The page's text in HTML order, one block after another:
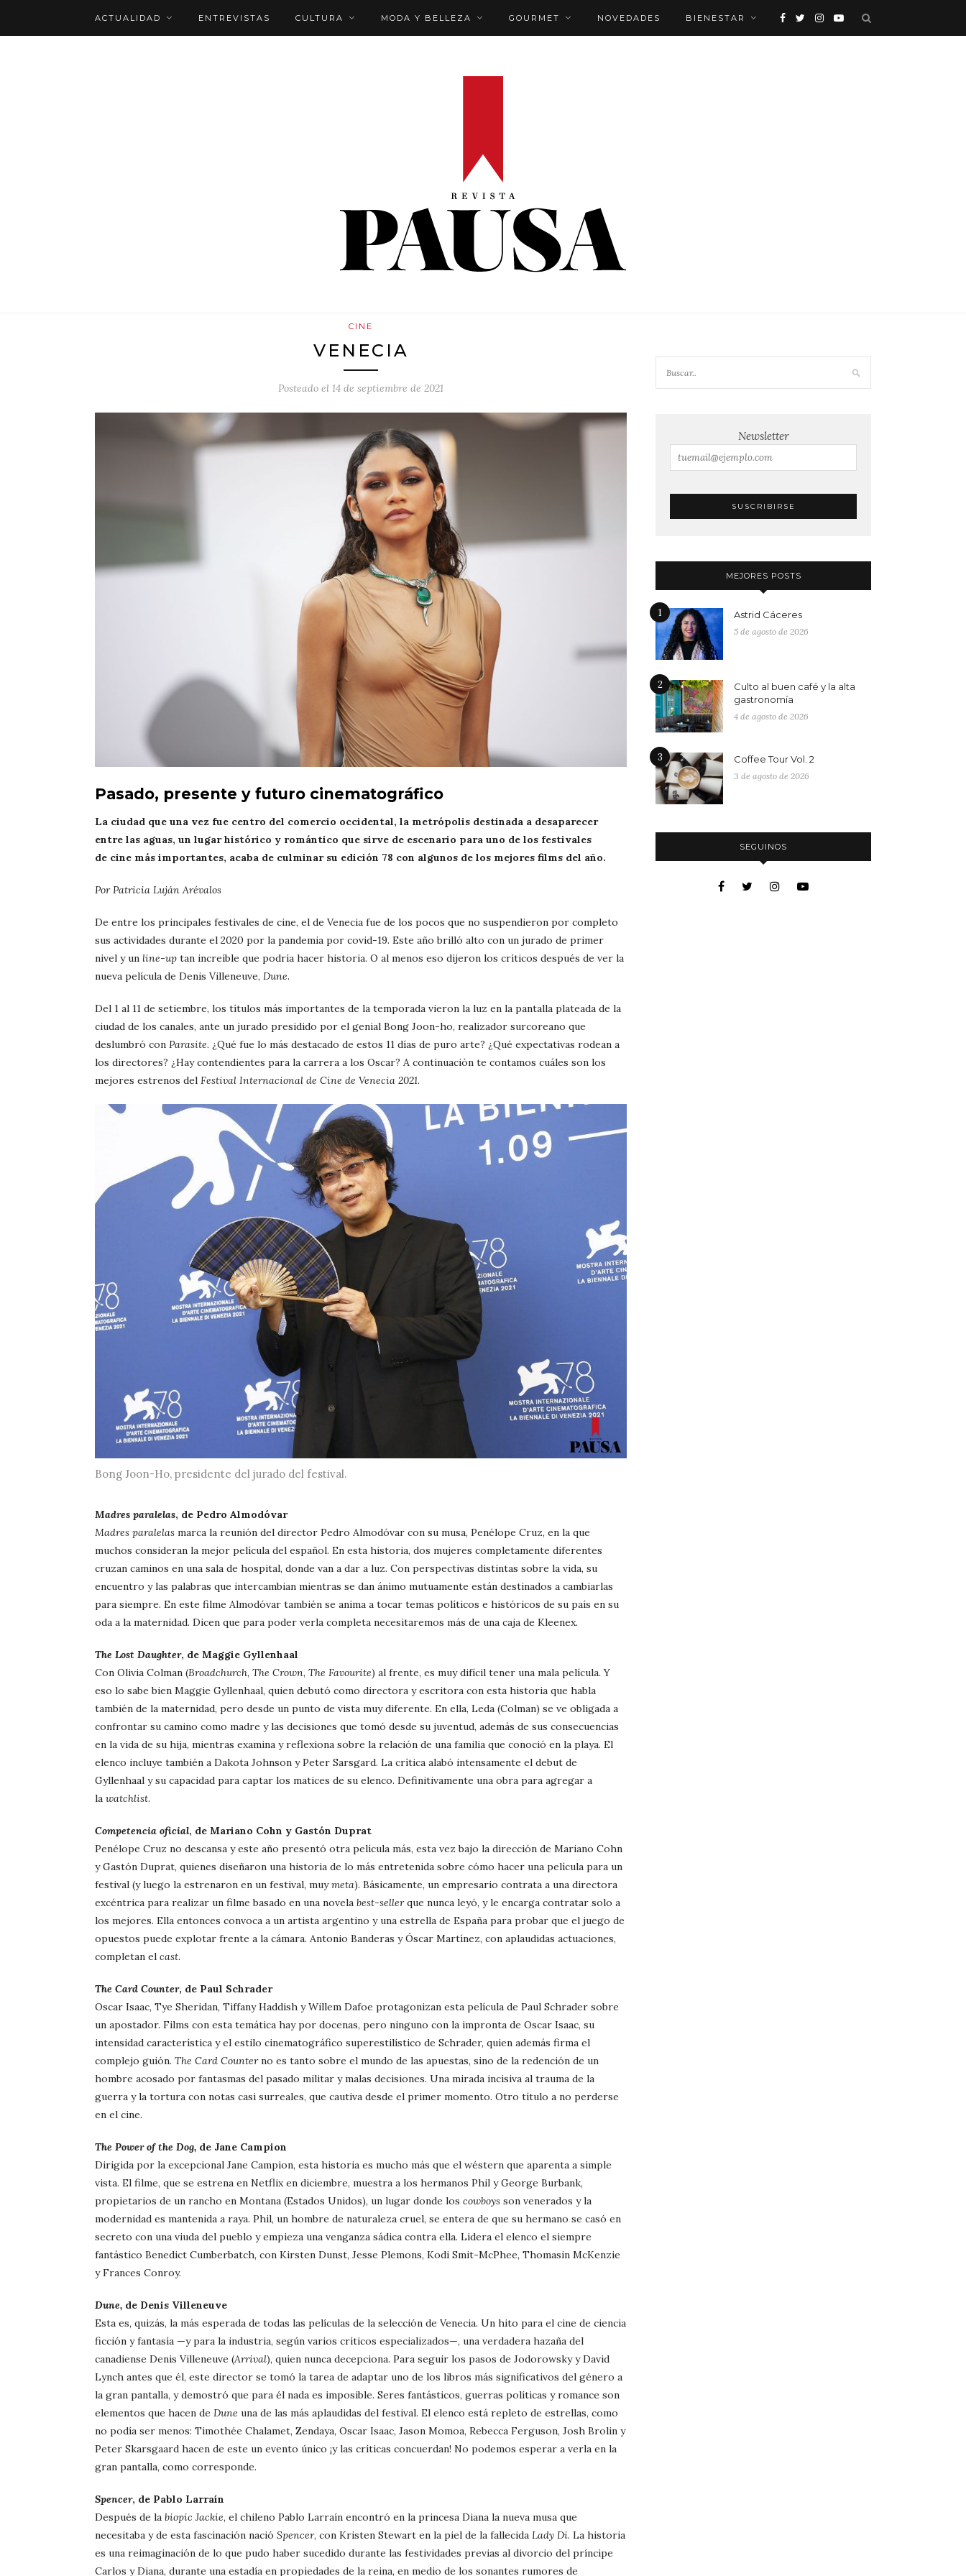
ACTUALIDAD ENTREVISTAS CULTURA MODA Y BELLEZA GOURMET NOVEDADES BIENESTAR
CINE
VENECIA
Posteado el 14 de septiembre de 2021
Pasado, presente y futuro cinematográfico
La ciudad que una vez fue centro del comercio occidental, la metrópolis destinada a desaparecer
entre las aguas, un lugar histórico y romántico que sirve de escenario para uno de los festivales
de cine más importantes, acaba de culminar su edición 78 con algunos de los mejores films del año.
Por Patricia Luján Arévalos
De entre los principales festivales de cine, el de Venecia fue de los pocos que no suspendieron por completo
sus actividades durante el 2020 por la pandemia por covid-19. Este año brilló alto con un jurado de primer
nivel y un line-up tan increíble que podría hacer historia. O al menos eso dijeron los críticos después de ver la
nueva película de Denis Villeneuve, Dune.
Del 1 al 11 de setiembre, los títulos más importantes de la temporada vieron la luz en la pantalla plateada de la
ciudad de los canales, ante un jurado presidido por el genial Bong Joon-ho, realizador surcoreano que
deslumbró con Parasite. ¿Qué fue lo más destacado de estos 11 días de puro arte? ¿Qué expectativas rodean a
los directores? ¿Hay contendientes para la carrera a los Oscar? A continuación te contamos cuáles son los
mejores estrenos del Festival Internacional de Cine de Venecia 2021.
Bong Joon-Ho, presidente del jurado del festival.
Madres paralelas, de Pedro Almodóvar
Madres paralelas marca la reunión del director Pedro Almodóvar con su musa, Penélope Cruz, en la que
muchos consideran la mejor película del español. En esta historia, dos mujeres completamente diferentes
cruzan caminos en una sala de hospital, donde van a dar a luz. Con perspectivas distintas sobre la vida, su
encuentro y las palabras que intercambian mientras se dan ánimo mutuamente están destinados a cambiarlas
para siempre. En este filme Almodóvar también se anima a tocar temas políticos e históricos de su país en su
oda a la maternidad. Dicen que para poder verla completa necesitaremos más de una caja de Kleenex.
The Lost Daughter, de Maggie Gyllenhaal
Con Olivia Colman (Broadchurch, The Crown, The Favourite) al frente, es muy difícil tener una mala película. Y
eso lo sabe bien Maggie Gyllenhaal, quien debutó como directora y escritora con esta historia que habla
también de la maternidad, pero desde un punto de vista muy diferente. En ella, Leda (Colman) se ve obligada a
confrontar su camino como madre y las decisiones que tomó desde su juventud, además de sus consecuencias
en la vida de su hija, mientras examina y reflexiona sobre la relación de una familia que conoció en la playa. El
elenco incluye también a Dakota Johnson y Peter Sarsgard. La crítica alabó intensamente el debut de
Gyllenhaal y su capacidad para captar los matices de su elenco. Definitivamente una obra para agregar a
la watchlist.
Competencia oficial, de Mariano Cohn y Gastón Duprat
Penélope Cruz no descansa y este año presentó otra película más, esta vez bajo la dirección de Mariano Cohn
y Gastón Duprat, quienes diseñaron una historia de lo más entretenida sobre cómo hacer una película para un
festival (y luego la estrenaron en un festival, muymeta). Básicamente, un empresario contrata a una directora
excéntrica para realizar un filme basado en una novela best-sellerque nunca leyó, y le encarga contratar solo a
los mejores. Ella entonces convoca a un artista argentino y una estrella de España para probar que el juego de
opuestos puede explotar frente a la cámara. Antonio Banderas y Óscar Martínez, con aplaudidas actuaciones,
completan el cast.
The Card Counter, de Paul Schrader
Oscar Isaac, Tye Sheridan, Tiffany Haddish y Willem Dafoe protagonizan esta película de Paul Schrader sobre
un apostador. Films con esta temática hay por docenas, pero ninguno con la impronta de Oscar Isaac, su
intensidad característica y el estilo cinematográfico superestilístico de Schrader, quien además firma el
complejo guión. The Card Counterno es tanto sobre el mundo de las apuestas, sino de la redención de un
hombre acosado por fantasmas del pasado militar y malas decisiones. Una mirada incisiva al trauma de la
guerra y la tortura con notas casi surreales, que cautiva desde el primer momento. Otro título a no perderse
en el cine.
The Power of the Dog, de Jane Campion
Dirigida por la excepcional Jane Campion, esta historia es mucho más que el wéstern que aparenta a simple
vista. El filme, que se estrena en Netflix en diciembre, muestra a los hermanos Phil y George Burbank,
propietarios de un rancho en Montana (Estados Unidos), un lugar donde los cowboys son venerados y la
modernidad es mantenida a raya. Phil, un hombre de naturaleza cruel, se entera de que su hermano se casó en
secreto con una viuda del pueblo y empieza una venganza sádica contra ella. Lidera el elenco el siempre
fantástico Benedict Cumberbatch, con Kirsten Dunst, Jesse Plemons, Kodi Smit-McPhee, Thomasin McKenzie
y Frances Conroy.
Dune, de Denis Villeneuve
Esta es, quizás, la más esperada de todas las películas de la selección de Venecia. Un hito para el cine de ciencia
ficción y fantasía —y para la industria, según varios críticos especializados—, una verdadera hazaña del
canadiense Denis Villeneuve (Arrival), quien nunca decepciona. Para seguir los pasos de Jodorowsky y David
Lynch antes que él, este director se tomó la tarea de adaptar uno de los libros más significativos del género a
la gran pantalla, y demostró que para él nada es imposible. Seres fantásticos, guerras políticas y romance son
elementos que hacen de Dune una de las más aplaudidas del festival. El elenco está repleto de estrellas, como
no podía ser menos: Timothée Chalamet, Zendaya, Oscar Isaac, Jason Momoa, Rebecca Ferguson, Josh Brolin y
Peter Skarsgaard hacen de este un evento único ¡y las críticas concuerdan! No podemos esperar a verla en la
gran pantalla, como corresponde.
Spencer, de Pablo Larraín
Después de la biopic Jackie, el chileno Pablo Larraín encontró en la princesa Diana la nueva musa que
necesitaba y de esta fascinación nació Spencer, con Kristen Stewart en la piel de la fallecida Lady Di. La historia
es una reimaginación de lo que pudo haber sucedido durante las festividades previas al divorcio del príncipe
Carlos y Diana, durante una estadía en propiedades de la reina, en medio de los sonantes rumores de
Newsletter
MEJORES POSTS
1 Astrid Cáceres
5 de agosto de 2026
2
Culto al buen café y la alta
gastronomía
4 de agosto de 2026
3 Coffee Tour Vol. 2
3 de agosto de 2026
SEGUINOS